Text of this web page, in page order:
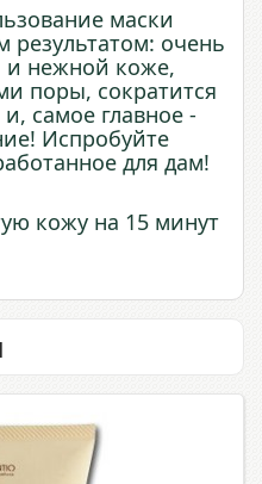
маски
результатом: очень
и нежной коже,
поры, сократится
самое главное -
Испробуйте
для дам!
кожу на 15 минут